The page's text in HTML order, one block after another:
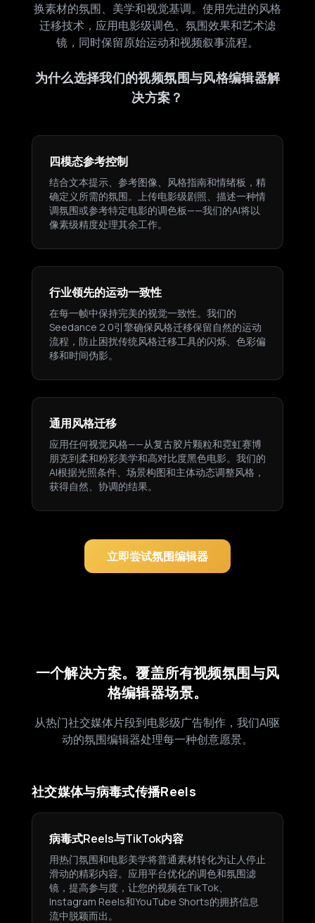
换素材的氛围、美学和视觉基调。使用先进的风格
迁移技术，应用电影级调色、氛围效果和艺术滤
镜，同时保留原始运动和视频叙事流程。
为什么选择我们的视频氛围与风格编辑器解
决方案？
四模态参考控制
结合文本提示、参考图像、风格指南和情绪板，精
确定义所需的氛围。上传电影级剧照、描述一种情
调氛围或参考特定电影的调色板——我们的AI将以
像素级精度处理其余工作。
行业领先的运动一致性
在每一帧中保持完美的视觉一致性。我们的
Seedance 2.0引擎确保风格迁移保留自然的运动
流程，防止困扰传统风格迁移工具的闪烁、色彩偏
移和时间伪影。
通用风格迁移
应用任何视觉风格——从复古胶片颗粒和霓虹赛博
朋克到柔和粉彩美学和高对比度黑色电影。我们的
AI根据光照条件、场景构图和主体动态调整风格，
获得自然、协调的结果。
立即尝试氛围编辑器
一个解决方案。覆盖所有视频氛围与风
格编辑器场景。
从热门社交媒体片段到电影级广告制作，我们AI驱
动的氛围编辑器处理每一种创意愿景。
社交媒体与病毒式传播Reels
病毒式Reels与TikTok内容
用热门氛围和电影美学将普通素材转化为让人停止
滑动的精彩内容。应用平台优化的调色和氛围滤
镜，提高参与度，让您的视频在TikTok、
Instagram Reels和YouTube Shorts的拥挤信息
流中脱颖而出。